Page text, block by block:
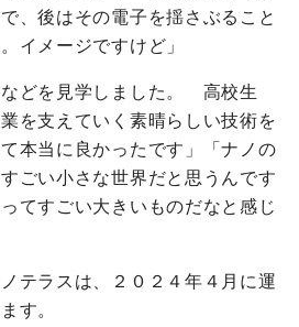
、後はその電子を揺さぶること
イメージですけど」
どを見学しました。 高校生
を支えていく素晴らしい技術を
本当に良かったです」「ナノの
ごい小さな世界だと思うんです
てすごい大きいものだなと感じ
テラスは、２０２４年４月に運
す。